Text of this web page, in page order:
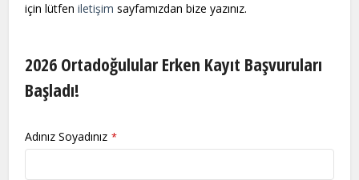
için lütfeniletişim sayfamızdan bize yazınız.
2026 Ortadoğulular Erken Kayıt Başvuruları
Başladı!
Adınız Soyadınız *